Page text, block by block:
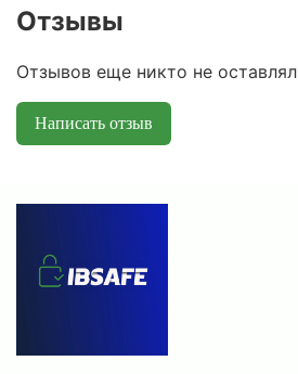
Отзывы
Отзывов еще никто не оставлял
Написать отзыв